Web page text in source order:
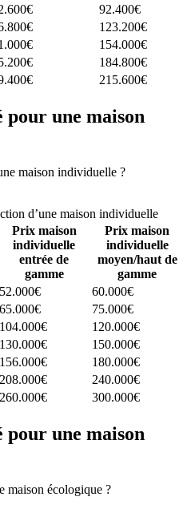
92.400€
123.200€
154.000€
184.800€
215.600€
une maison
maison individuelle ?
d’une maison individuelle
Prix maison
individuelle
entrée de
gamme
Prix maison
individuelle
moyen/haut de
gamme
52.000€
60.000€
65.000€
75.000€
104.000€
120.000€
130.000€
150.000€
156.000€
180.000€
208.000€
240.000€
260.000€ 300.000€
une maison
maison écologique ?